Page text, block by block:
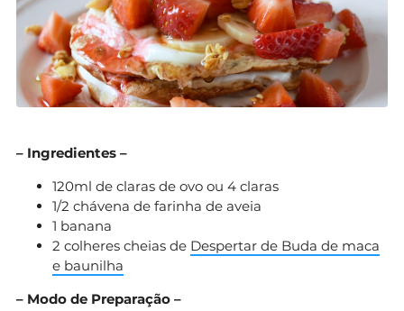
– Ingredientes –
120ml de claras de ovo ou 4 claras
1/2 chávena de farinha de aveia
1 banana
2 colheres cheias de Despertar de Buda de maca
e baunilha
– Modo de Preparação –